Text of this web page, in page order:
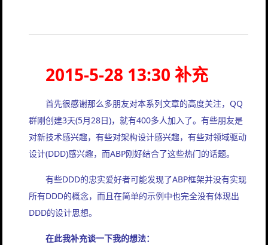
2015-5-28 13:30 补充
首先很感谢那么多朋友对本系列文章的高度关注，QQ
群刚创建3天(5月28日)，就有400多人加入了。有些朋友是
对新技术感兴趣，有些对架构设计感兴趣，有些对领域驱动
设计(DDD)感兴趣，而ABP刚好结合了这些热门的话题。
有些DDD的忠实爱好者可能发现了ABP框架并没有实现
所有DDD的概念，而且在简单的示例中也完全没有体现出
DDD的设计思想。
在此我补充谈一下我的想法：